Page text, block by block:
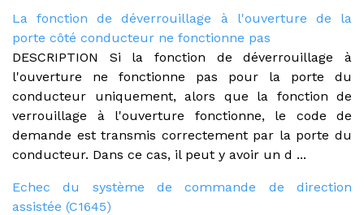
La fonction de déverrouillage à l'ouverture de la
porte côté conducteur ne fonctionne pas
DESCRIPTION Si la fonction de déverrouillage à
l'ouverture ne fonctionne pas pour la porte du
conducteur uniquement, alors que la fonction de
verrouillage à l'ouverture fonctionne, le code de
demande est transmis correctement par la porte du
conducteur. Dans ce cas, il peut y avoir un d ...
Echec du système de commande de direction
assistée (C1645)